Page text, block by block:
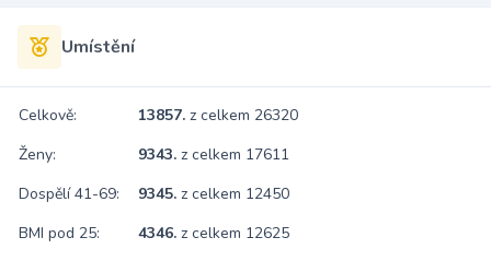
Umístění
Celkově: 13857. z celkem 26320
Ženy:
9343. z celkem 17611
Dospělí 41-69:
9345. z celkem 12450
BMI pod 25:
4346. z celkem 12625